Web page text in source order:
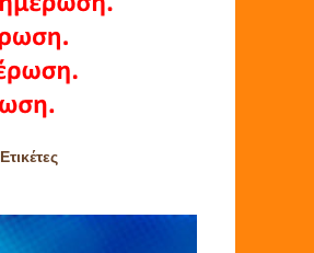
Ετικέτες